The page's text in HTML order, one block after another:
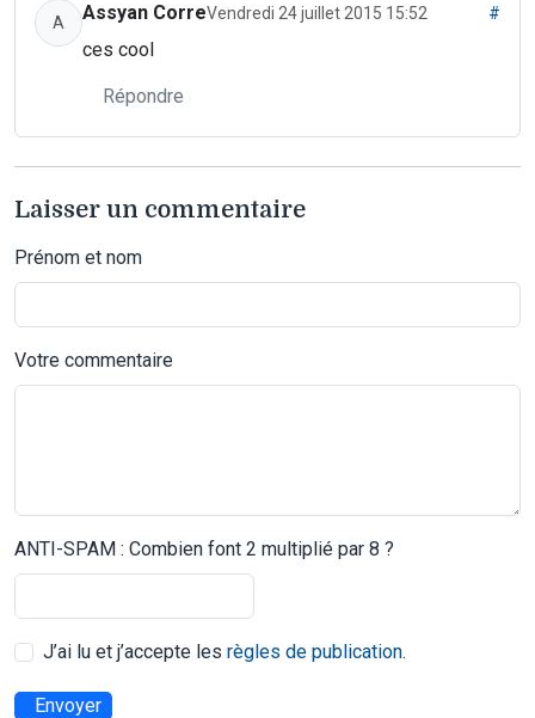
A Assyan CorreVendredi 24 juillet 2015 15:52 #
ces cool
Répondre
Laisser un commentaire
Prénom et nom
Votre commentaire
ANTI-SPAM : Combien font 2 multiplié par 8 ?
J’ai lu et j’accepte les règles de publication.
Envoyer